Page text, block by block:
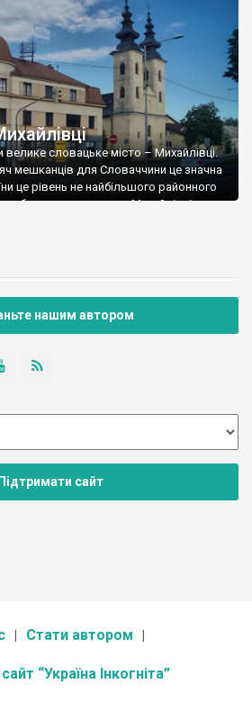
словацьке місто – Михайлівці.
мешканців для Словаччини це значна
це рівень не найбільшого районного
побачили на околицях Михайлівців –
нашим автором
Підтримати сайт
Стати автором
“Україна Інкогніта”